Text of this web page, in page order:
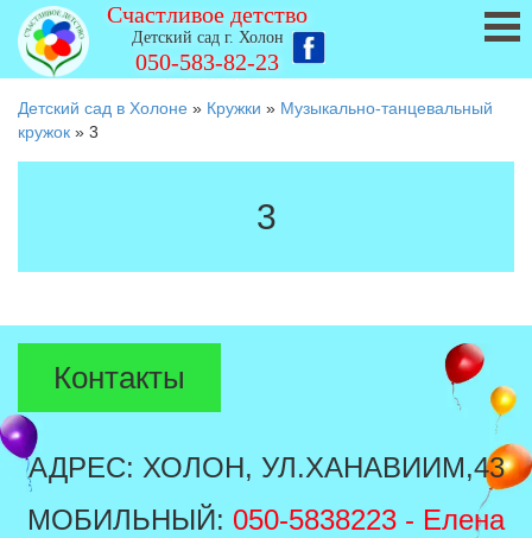
Счастливое детство
Детский сад г. Холон
050-583-82-23
Детский сад в Холоне » Кружки » Музыкально-танцевальный
кружок » 3
3
Контакты
АДРЕС: ХОЛОН, УЛ.ХАНАВИИМ,43
МОБИЛЬНЫЙ: 050-5838223 - Елена